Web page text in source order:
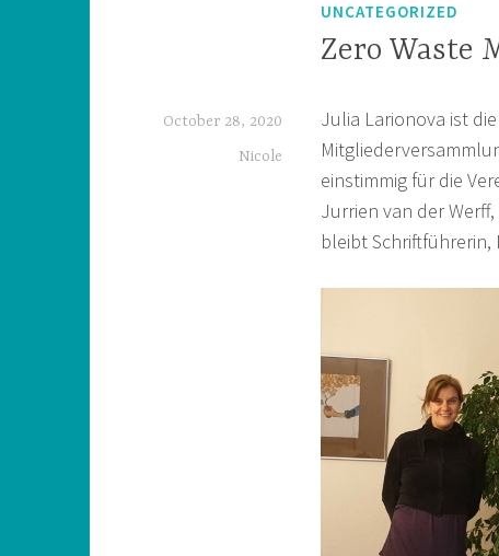
UNCATEGORIZED
Zero Waste
October 28, 2020
Nicole
Julia Larionova ist
einstimmig für die
Jurrien van der
bleibt